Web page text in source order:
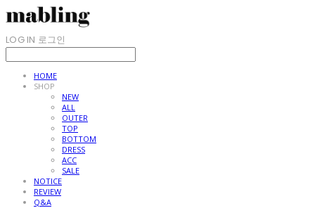
LOG IN 로그인
HOME
SHOP
NEW
ALL
OUTER
TOP
BOTTOM
DRESS
ACC
SALE
NOTICE
REVIEW
Q&A